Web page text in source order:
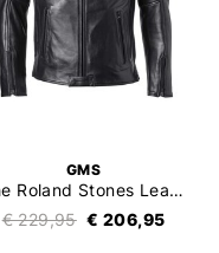
GMS
The Roland Stones Leather Jacket
€ 229,95 € 206,95